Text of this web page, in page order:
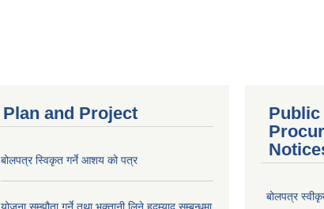
Plan and Project
बोलपत्र स्विकृत गर्ने आशय को पत्र
Public
बोलपत्र